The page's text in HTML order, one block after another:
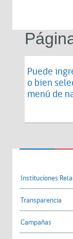
Puede
o bien
menú de
Instituciones
Transparencia
Campañas